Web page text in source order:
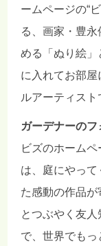
ームページの“
る、画家・豊
める「ぬり絵
に入れてお部
ルアーティスト
ガーデナーのフ
ビズのホーム
は、庭にやっ
た感動の作品
とつぶやく友
で、世界でも